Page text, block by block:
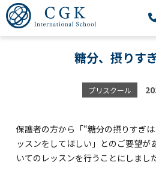
CGKについて
初等部 (1～5年生)
中等部 (6～9年生)
糖分、摂りす
プリスクール
保護者の方から「“糖分の摂りすぎ
ッスンをしてほしい」とのご要望が
いてのレッスンを行うことにしました